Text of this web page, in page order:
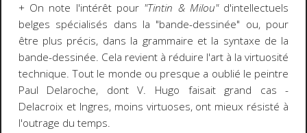
+ On note l'intérêt pour "Tintin & Milou"d'intellectuels
belges spécialisés dans la "bande-dessinée" ou, pour
être plus précis, dans la grammaire et la syntaxe de la
bande-dessinée. Cela revient à réduire l'art à la virtuosité
technique. Tout le monde ou presque a oublié le peintre
Paul Delaroche, dont V. Hugo faisait grand cas -
Delacroix et Ingres, moins virtuoses, ont mieux résisté à
l'outrage du temps.